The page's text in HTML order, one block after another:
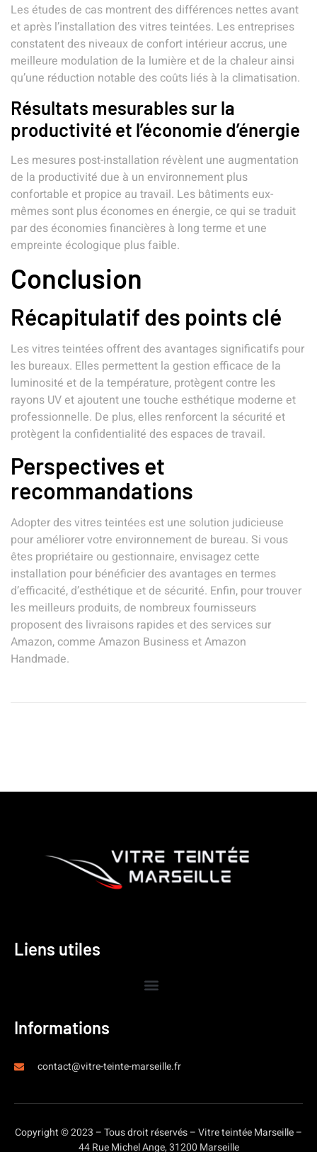
Les études de cas montrent des différences nettes avant
et après l’installation des vitres teintées. Les entreprises
constatent des niveaux de confort intérieur accrus, une
meilleure modulation de la lumière et de la chaleur ainsi
qu’une réduction notable des coûts liés à la climatisation.
Résultats mesurables sur la
productivité et l’économie d’énergie
Les mesures post-installation révèlent une augmentation
de la productivité due à un environnement plus
confortable et propice au travail. Les bâtiments eux-
mêmes sont plus économes en énergie, ce qui se traduit
par des économies financières à long terme et une
empreinte écologique plus faible.
Conclusion
Récapitulatif des points clé
Les vitres teintées offrent des avantages significatifs pour
les bureaux. Elles permettent la gestion efficace de la
luminosité et de la température, protègent contre les
rayons UV et ajoutent une touche esthétique moderne et
professionnelle. De plus, elles renforcent la sécurité et
protègent la confidentialité des espaces de travail.
Perspectives et
recommandations
Adopter des vitres teintées est une solution judicieuse
pour améliorer votre environnement de bureau. Si vous
êtes propriétaire ou gestionnaire, envisagez cette
installation pour bénéficier des avantages en termes
d’efficacité, d’esthétique et de sécurité. Enfin, pour trouver
les meilleurs produits, de nombreux fournisseurs
proposent des livraisons rapides et des services sur
Amazon, comme Amazon Business et Amazon
Handmade.
Liens utiles
Informations
contact@vitre-teinte-marseille.fr
Copyright © 2023 – Tous droit réservés – Vitre teintée Marseille –
44 Rue Michel Ange, 31200 Marseille